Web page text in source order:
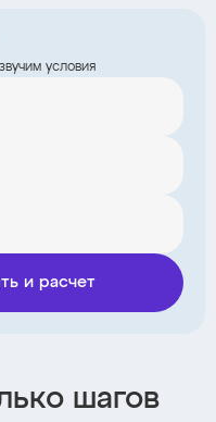
условия
и расчет
шагов